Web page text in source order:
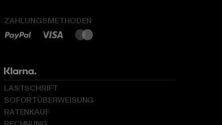
ZAHLUNGSMETHODEN
LASTSCHRIFT
SOFORTÜBERWEISUNG
RATENKAUF